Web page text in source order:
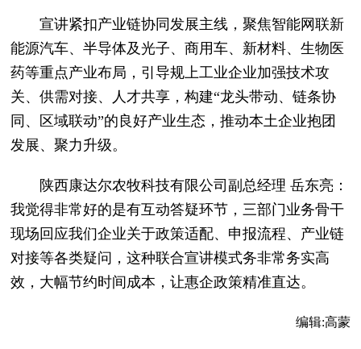
宣讲紧扣产业链协同发展主线，聚焦智能网联新
能源汽车、半导体及光子、商用车、新材料、生物医
药等重点产业布局，引导规上工业企业加强技术攻
关、供需对接、人才共享，构建“龙头带动、链条协
同、区域联动”的良好产业生态，推动本土企业抱团
发展、聚力升级。
陕西康达尔农牧科技有限公司副总经理 岳东亮：
我觉得非常好的是有互动答疑环节，三部门业务骨干
现场回应我们企业关于政策适配、申报流程、产业链
对接等各类疑问，这种联合宣讲模式务非常务实高
效，大幅节约时间成本，让惠企政策精准直达。
编辑:高蒙